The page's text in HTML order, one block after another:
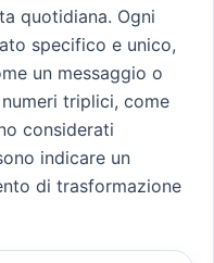
quotidiana. Ogni
specifico e unico,
un messaggio o
numeri triplici, come
considerati
indicare un
di trasformazione